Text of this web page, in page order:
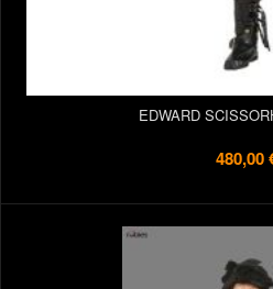
EDWARD
480,00